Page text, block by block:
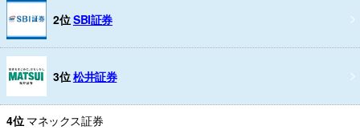
2位SBI証券
3位松井証券
4位 マネックス証券